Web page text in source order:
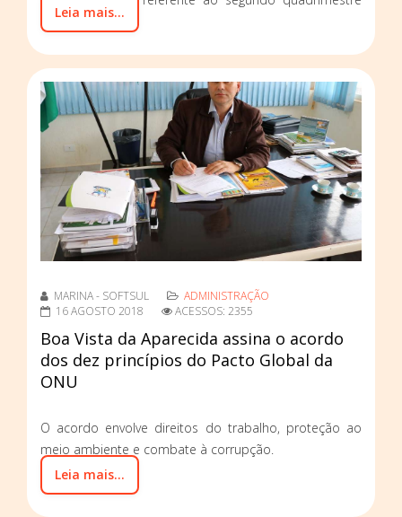
de 2018.
Leia mais...
MARINA - SOFTSUL
ADMINISTRAÇÃO
16 AGOSTO 2018
ACESSOS: 2355
Boa Vista da Aparecida assina o acordo
dos dez princípios do Pacto Global da
ONU
O acordo envolve direitos do trabalho, proteção ao
meio ambiente e combate à corrupção.
Leia mais...